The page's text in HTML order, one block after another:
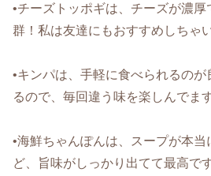
•チーズトッポギは、チーズが濃
群！私は友達にもおすすめしちゃ
•キンパは、手軽に食べられるの
るので、毎回違う味を楽しんでます
•海鮮ちゃんぽんは、スープが本
ど、旨味がしっかり出てて最高です